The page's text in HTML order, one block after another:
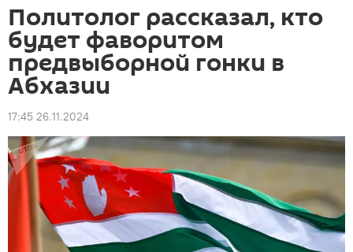
Политолог рассказал, кто
будет фаворитом
предвыборной гонки в
Абхазии
17:45 26.11.2024